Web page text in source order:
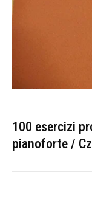
100 esercizi
pianoforte /